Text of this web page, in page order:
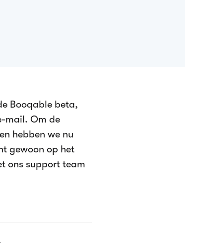
Booqable beta,
mail. Om de
hebben we nu
gewoon op het
ons support team